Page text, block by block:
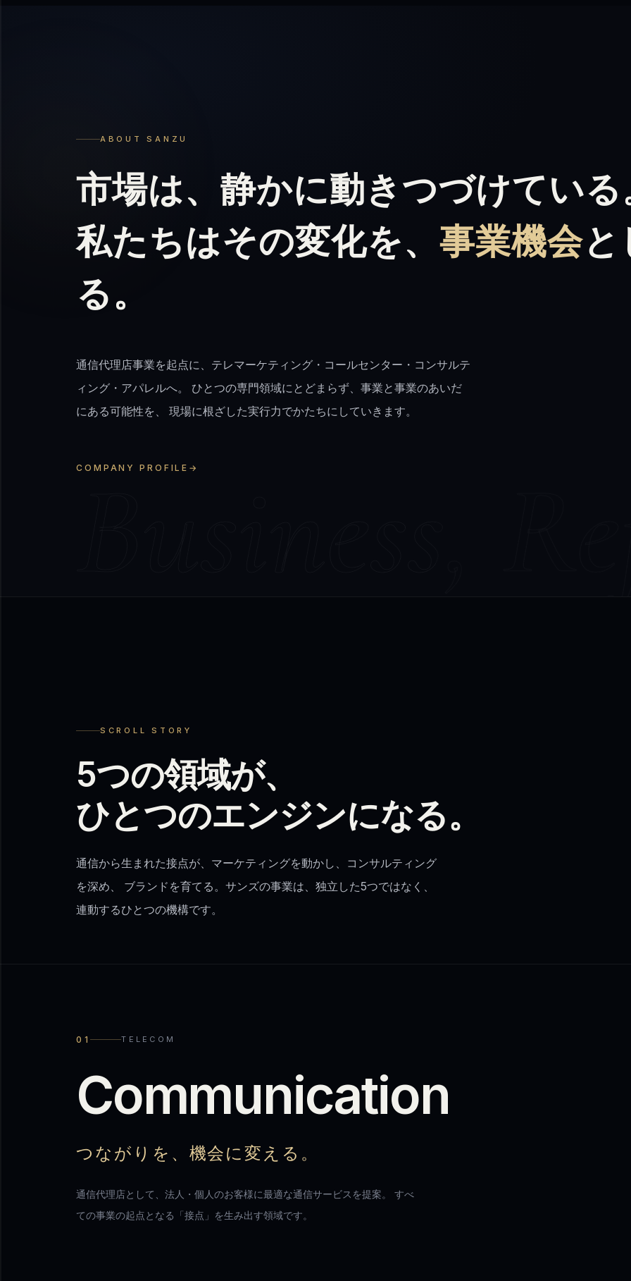
ABOUT SANZU
市場は、静かに動きつづけている
私たちはその変化を、 事業機会と
る。
通信代理店事業を起点に、テレマーケティング・コールセンター・コンサルテ
ィング・アパレルへ。 ひとつの専門領域にとどまらず、事業と事業のあいだ
にある可能性を、 現場に根ざした実行力でかたちにしていきます。
COMPANY PROFILE
SCROLL STORY
5つの領域が、
ひとつのエンジンになる。
通信から生まれた接点が、マーケティングを動かし、コンサルティング
を深め、 ブランドを育てる。サンズの事業は、独立した5つではなく、
連動するひとつの機構です。
01 TELECOM
Communication
つながりを、機会に変える。
通信代理店として、法人・個人のお客様に最適な通信サービスを提案。 すべ
ての事業の起点となる「接点」を生み出す領域です。